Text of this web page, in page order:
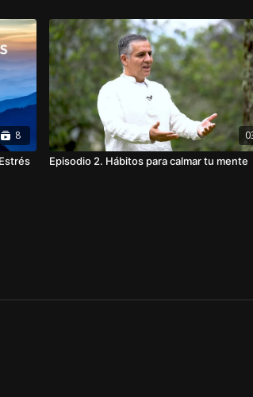
8
Episodio 2. Hábitos para calmar tu mente